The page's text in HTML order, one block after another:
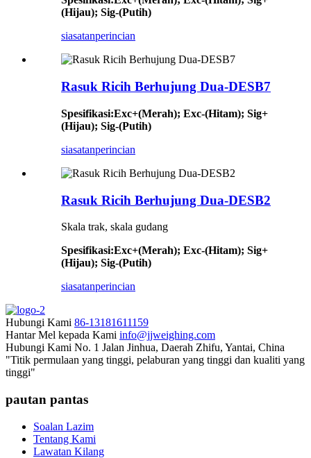
(Hijau); Sig-(Putih)
siasatanperincian
Rasuk Ricih Berhujung Dua-DESB7
Spesifikasi:Exc+(Merah); Exc-(Hitam); Sig+
(Hijau); Sig-(Putih)
siasatanperincian
Rasuk Ricih Berhujung Dua-DESB2
Skala trak, skala gudang
Spesifikasi:Exc+(Merah); Exc-(Hitam); Sig+
(Hijau); Sig-(Putih)
siasatanperincian
Hubungi Kami 86-13181611159
Hantar Mel kepada Kami info@jjweighing.com
Hubungi Kami No. 1 Jalan Jinhua, Daerah Zhifu, Yantai, China
"Titik permulaan yang tinggi, pelaburan yang tinggi dan kualiti yang
tinggi"
pautan pantas
Soalan Lazim
Tentang Kami
Lawatan Kilang